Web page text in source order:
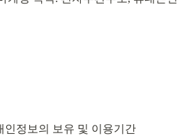
인정보의 보유 및 이용기간